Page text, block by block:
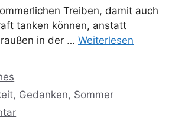
Treiben, damit auch
tanken können, anstatt
in der … Weiterlesen
, Gedanken, Sommer